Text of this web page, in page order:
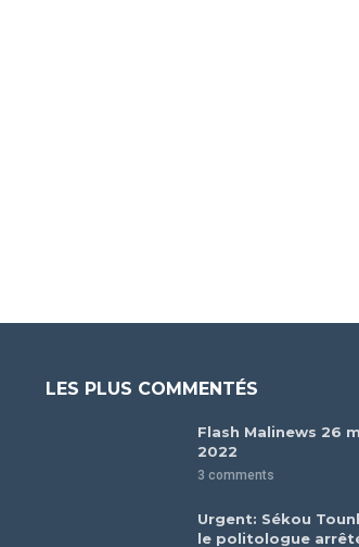
LES PLUS COMMENTÉS
Flash Malinews 26
2022
3 comments
Urgent: Sékou
le politologue